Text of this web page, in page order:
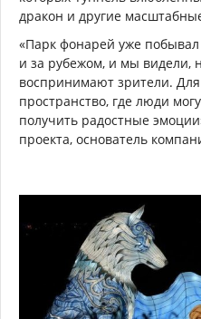
дракон и другие
«Парк фонарей уже
и за рубежом, и мы видели,
воспринимают зрители.
пространство, где люди
получить радостные
проекта, основатель